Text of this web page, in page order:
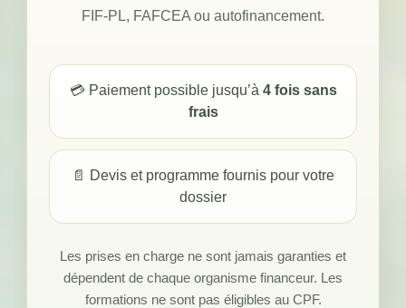
FIF-PL, FAFCEA ou autofinancement.
💳 Paiement possible jusqu’à 4 fois sans
frais
📄 Devis et programme fournis pour votre
dossier
Les prises en charge ne sont jamais garanties et
dépendent de chaque organisme financeur. Les
formations ne sont pas éligibles au CPF.